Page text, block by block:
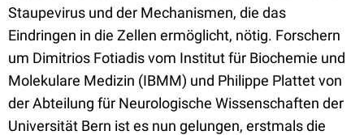
Staupevirus und der Mechanismen, die das
Eindringen in die Zellen ermöglicht, nötig. Forschern
um Dimitrios Fotiadis vom Institut für Biochemie und
Molekulare Medizin (IBMM) und Philippe Plattet von
der Abteilung für Neurologische Wissenschaften der
Universität Bern ist es nun gelungen, erstmals die